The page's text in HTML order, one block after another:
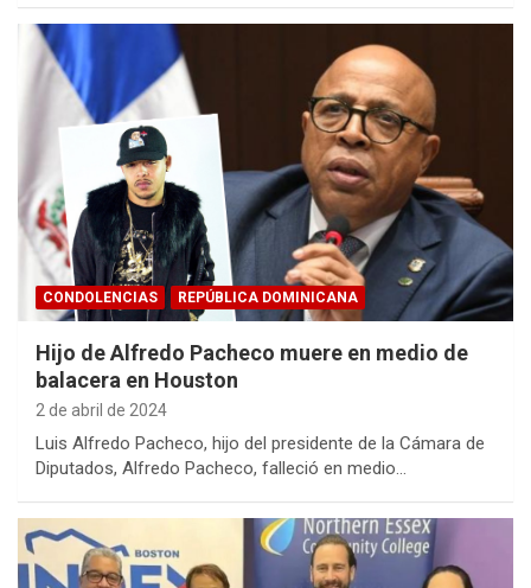
CONDOLENCIAS REPÚBLICA DOMINICANA
Hijo de Alfredo Pacheco muere en medio de
balacera en Houston
2 de abril de 2024
Luis Alfredo Pacheco, hijo del presidente de la Cámara de
Diputados, Alfredo Pacheco, falleció en medio…